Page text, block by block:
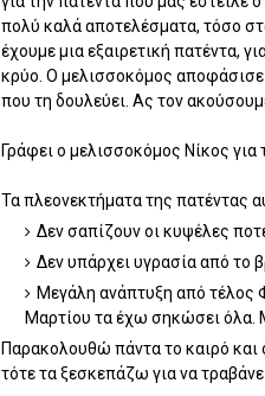
πολύ καλά αποτελέσματα, τόσο
έχουμε μια εξαιρετική πατέντα,
κρύο. Ο μελισσοκόμος αποφάσισε
που τη δουλεύει. Ας τον
Γράφει ο μελισσοκόμος Νίκος για
Τα πλεονεκτήματα της πατέντας
Δεν σαπίζουν οι κυψέλες
Δεν υπάρχει υγρασία από το
Μεγάλη ανάπτυξη από τέλος
Μαρτίου τα έχω σηκώσει όλα.
Παρακολουθώ πάντα το καιρό και
τότε τα ξεσκεπάζω για να